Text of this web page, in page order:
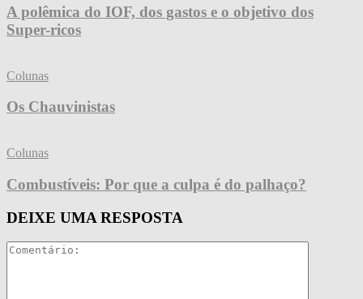
A polêmica do IOF, dos gastos e o objetivo dos
Super-ricos
Colunas
Os Chauvinistas
Colunas
Combustíveis: Por que a culpa é do palhaço?
DEIXE UMA RESPOSTA